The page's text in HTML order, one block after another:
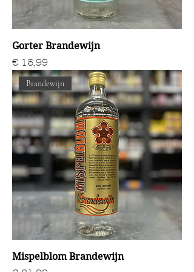
Gorter Brandewijn
Prijs
€ 15,99
Brandewijn
Mispelblom Brandewijn